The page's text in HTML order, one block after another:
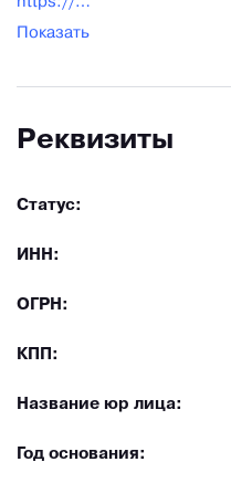
Показать
Реквизиты
Статус:
ИНН:
ОГРН:
КПП:
Название юр лица:
Год основания: